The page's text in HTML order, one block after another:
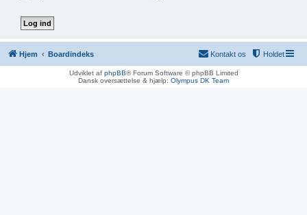
Hjem Boardindeks Holdet
Kontakt os
Udviklet af phpBB® Forum Software © phpBB Limited
Dansk oversættelse & hjælp: Olympus DK Team